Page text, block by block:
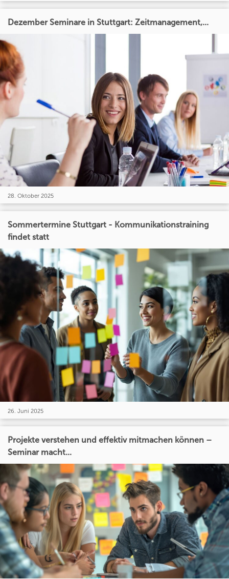
Dezember Seminare in Stuttgart: Zeitmanagement,...
28. Oktober 2025
Sommertermine Stuttgart - Kommunikationstraining
findet statt
26. Juni 2025
Projekte verstehen und effektiv mitmachen können –
Seminar macht...